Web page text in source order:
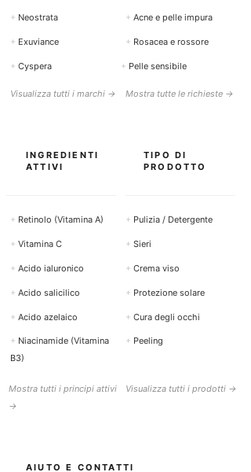
+ Neostrata + Acne e pelle impura
+ Exuviance + Rosacea e rossore
+ Cyspera + Pelle sensibile
Visualizza tutti i marchi → Mostra tutte le richieste →
INGREDIENTI
ATTIVI
TIPO DI
PRODOTTO
+ Retinolo (Vitamina A) + Pulizia / Detergente
+ Vitamina C + Sieri
+ Acido ialuronico + Crema viso
+ Acido salicilico + Protezione solare
+ Acido azelaico + Cura degli occhi
+ Niacinamide (Vitamina
B3)
+ Peeling
Visualizza tutti i prodotti →
Mostra tutti i principi attivi
→
AIUTO E CONTATTI